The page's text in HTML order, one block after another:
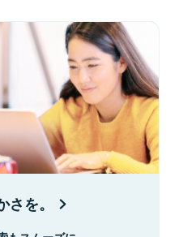
を。